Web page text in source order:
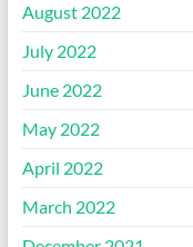
August 2022
July 2022
June 2022
May 2022
April 2022
March 2022